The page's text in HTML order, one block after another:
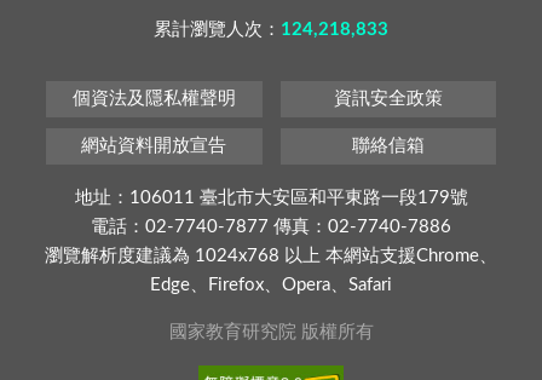
累計瀏覽人次： 124,218,833
個資法及隱私權聲明 資訊安全政策
網站資料開放宣告 聯絡信箱
地址：106011 臺北市大安區和平東路一段179號
電話：02-7740-7877 傳真：02-7740-7886
瀏覽解析度建議為 1024x768 以上 本網站支援Chrome、
Edge、Firefox、Opera、Safari
國家教育研究院 版權所有